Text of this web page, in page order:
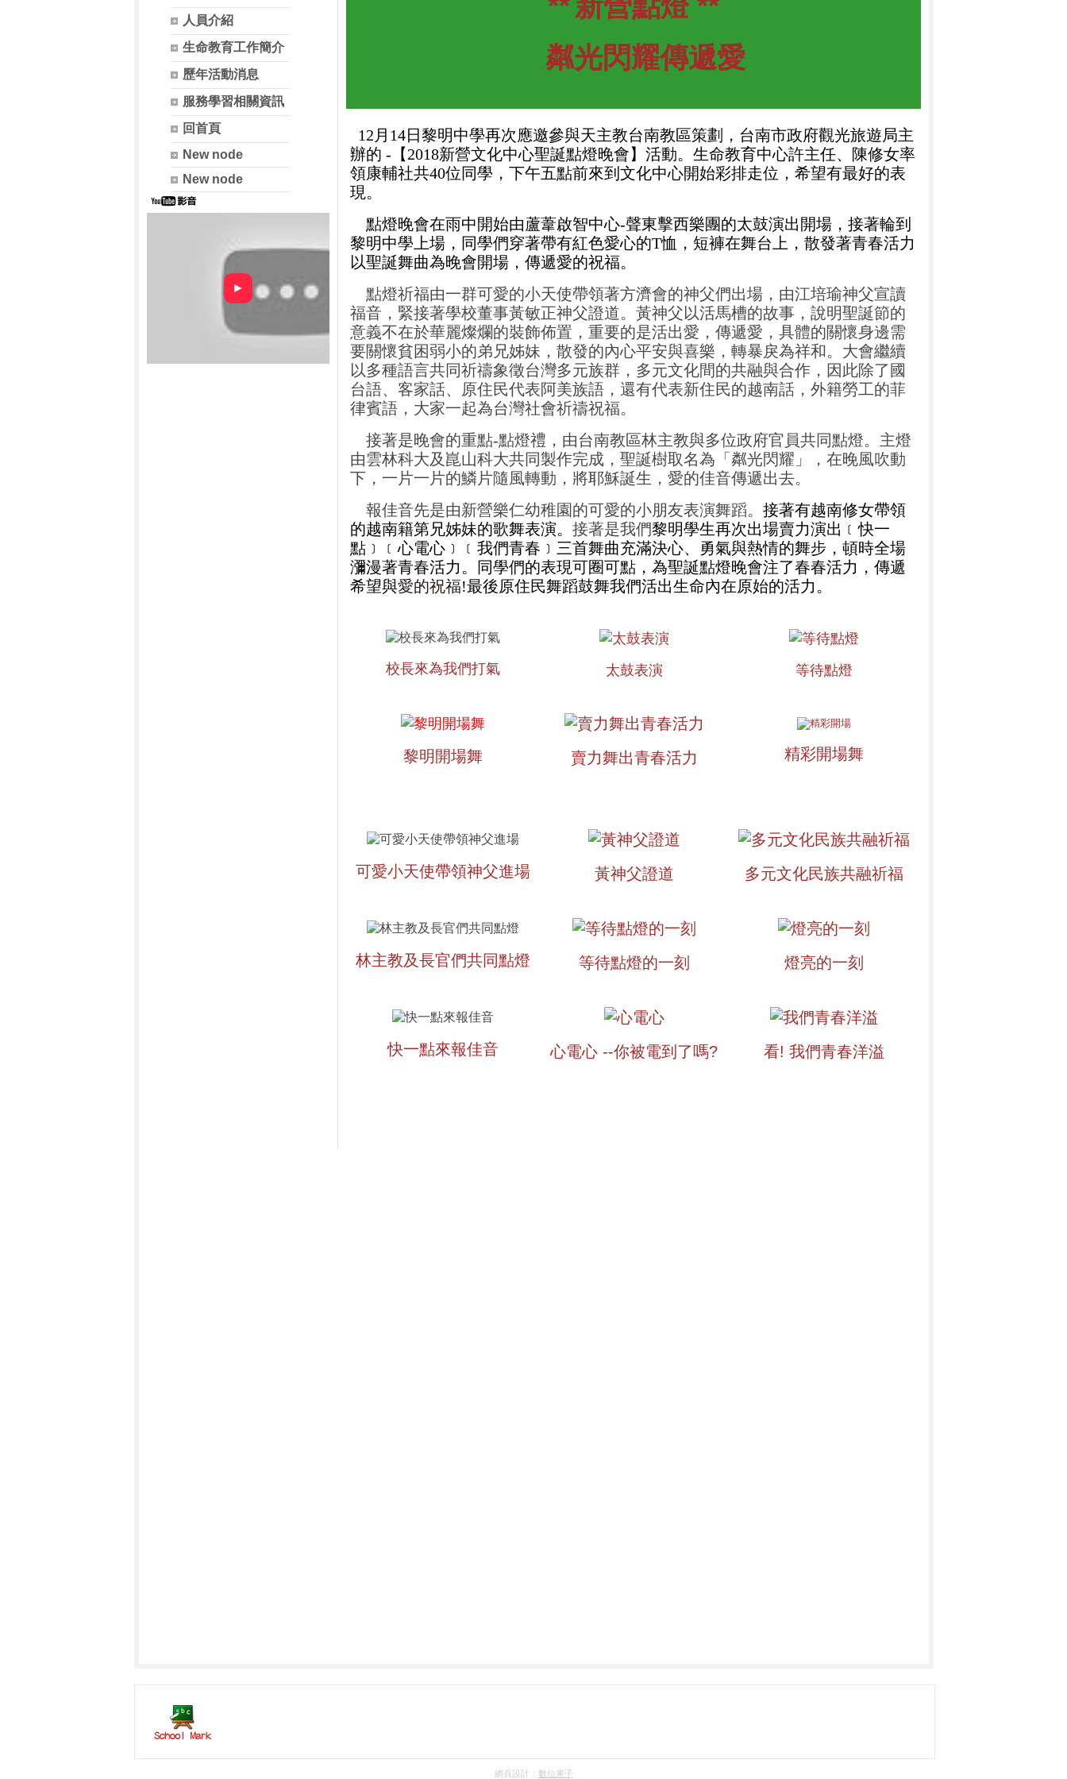
人員介紹
生命教育工作簡介
歷年活動消息
服務學習相關資訊
回首頁
New node
New node
►
粼光閃耀傳遞愛
12月14日黎明中學再次應邀參與天主教台南教區策劃，台南市政府觀光旅遊局主
辦的 - 【2018新營文化中心聖誕點燈晚會】活動。生命教育中心許主任、陳修女率
領康輔社共40位同學，下午五點前來到文化中心開始彩排走位，希望有最好的表
現。
點燈晚會在雨中開始由蘆葦啟智中心-聲東擊西樂團的太鼓演出開場，接著輪到
黎明中學上場，同學們穿著帶有紅色愛心的T恤，短褲在舞台上，散發著青春活力
以聖誕舞曲為晚會開場，傳遞愛的祝福。
點燈祈福由一群可愛的小天使帶領著方濟會的神父們出場，由江培瑜神父宣讀
福音，緊接著學校董事黃敏正神父證道。黃神父以活馬槽的故事，說明聖誕節的
意義不在於華麗燦爛的裝飾佈置，重要的是活出愛，傳遞愛，具體的關懷身邊需
要關懷貧困弱小的弟兄姊妹，散發的內心平安與喜樂，轉暴戾為祥和。大會繼續
以多種語言共同祈禱象徵台灣多元族群，多元文化間的共融與合作，因此除了國
台語、客家話、原住民代表阿美族語，還有代表新住民的越南話，外籍勞工的菲
律賓語，大家一起為台灣社會祈禱祝福。
接著是晚會的重點-點燈禮，由台南教區林主教與多位政府官員共同點燈。主燈
由雲林科大及崑山科大共同製作完成，聖誕樹取名為「粼光閃耀」，在晚風吹動
下，一片一片的鱗片隨風轉動，將耶穌誕生，愛的佳音傳遞出去。
報佳音先是由新營樂仁幼稚園的可愛的小朋友表演舞蹈。 接著有越南修女帶領
的越南籍第兄姊妹的歌舞表演。 接著是我們黎明學生再次出場賣力演出﹝快一
點﹞﹝心電心﹞﹝我們青春﹞三首舞曲充滿決心、勇氣與熱情的舞步，頓時全場
瀰漫著青春活力。同學們的表現可圈可點，為聖誕點燈晚會注了春春活力，傳遞
希望與愛的祝福!最後原住民舞蹈鼓舞我們活出生命內在原始的活力。
校長來為我們打氣 太鼓表演 等待點燈
黎明開場舞 賣力舞出青春活力 精彩開場舞
可愛小天使帶領神父進場 黃神父證道 多元文化民族共融祈福
林主教及長官們共同點燈 等待點燈的一刻 燈亮的一刻
快一點來報佳音 心電心 --你被電到了嗎? 看! 我們青春洋溢
網頁設計： 數位果子